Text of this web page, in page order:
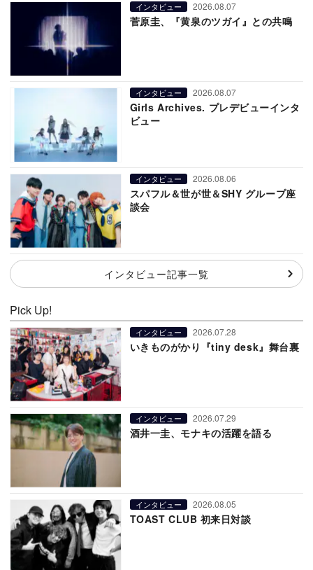
インタビュー 2026.08.07
菅原圭、『黄泉のツガイ』との共鳴
インタビュー 2026.08.07
Girls Archives. プレデビューインタ
ビュー
インタビュー 2026.08.06
スパフル＆世が世＆SHY グループ座
談会
インタビュー記事一覧
Pick Up!
インタビュー 2026.07.28
いきものがかり『tiny desk』舞台裏
インタビュー 2026.07.29
酒井一圭、モナキの活躍を語る
インタビュー 2026.08.05
TOAST CLUB 初来日対談